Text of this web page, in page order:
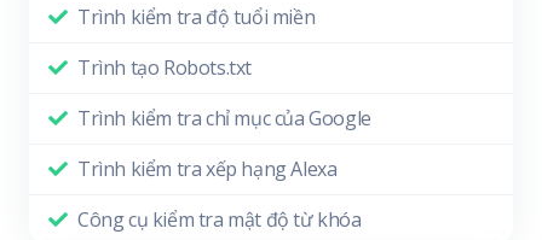
Trình kiểm tra độ tuổi miền
Trình tạo Robots.txt
Trình kiểm tra chỉ mục của Google
Trình kiểm tra xếp hạng Alexa
Công cụ kiểm tra mật độ từ khóa